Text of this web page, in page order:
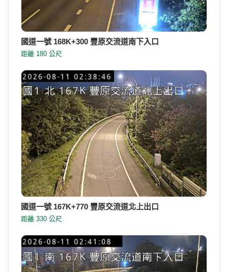
國道一號 168K+300 豐原交流道南下入口
距離 180 公尺
國道一號 167K+770 豐原交流道北上出口
距離 330 公尺